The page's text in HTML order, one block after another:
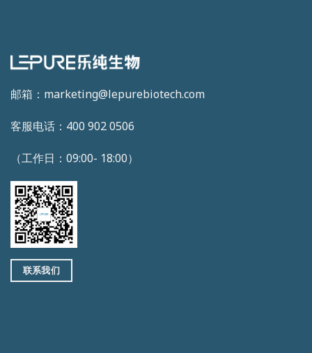
邮箱：marketing@lepurebiotech.com
客服电话：400 902 0506
（工作日：09:00- 18:00）
联系我们